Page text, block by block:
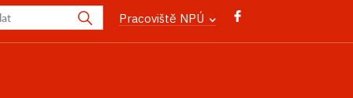
Pracoviště NPÚ